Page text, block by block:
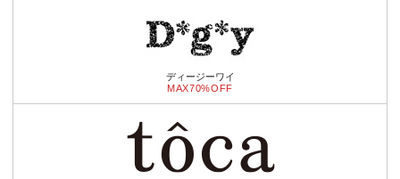
ディージーワイ
MAX70%OFF